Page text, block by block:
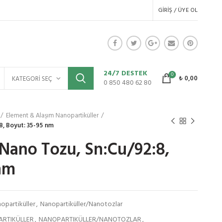
GIRIŞ / ÜYE OL
KATEGORI SEÇ
24/7 DESTEK
0 850 480 62 80
0 ₺0,00
Element & Alaşım Nanopartiküller
Boyut: 35-95 nm
Tozu, Sn:Cu/92:8,
, Nanopartiküller/Nanotozlar